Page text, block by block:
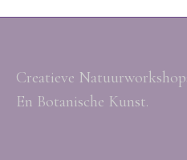
Creatieve
En Botanische Kunst.